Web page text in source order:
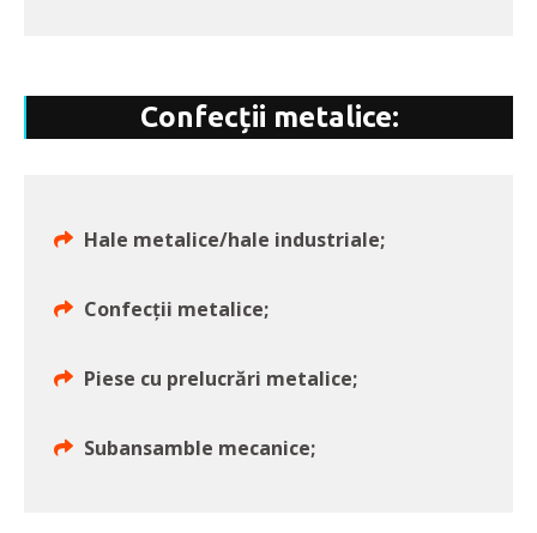
Confecții metalice:
Hale metalice/hale industriale;
Confecții metalice;
Piese cu prelucrări metalice;
Subansamble mecanice;